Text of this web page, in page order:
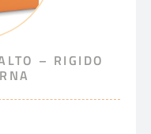
– RIGIDO